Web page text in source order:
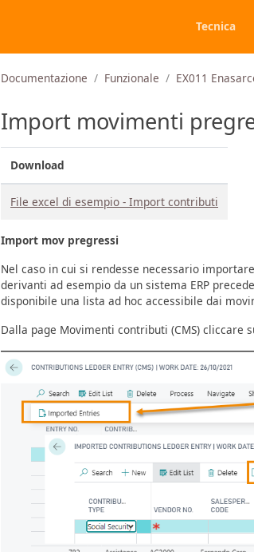
Tecnica
Documentazione Funzionale EX011
Import movimenti
Download
File excel di esempio - Import contributi
Import mov pregressi
Nel caso in cui si rendesse necessario
derivanti ad esempio da un sistema ERP
disponibile una lista ad hoc accessibile dai
Dalla page Movimenti contributi (CMS) cliccare